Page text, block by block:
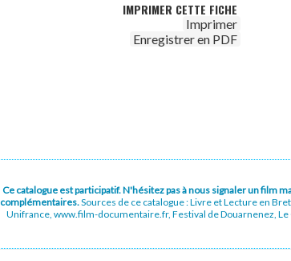
IMPRIMER CETTE FICHE
Imprimer
Enregistrer en PDF
Ce catalogue est participatif. N'hésitez pas à nous signaler un film
complémentaires.Sources de ce catalogue : Livre et Lecture en
Unifrance, www.film-documentaire.fr, Festival de Douarnenez,